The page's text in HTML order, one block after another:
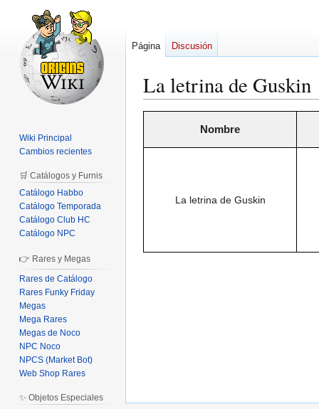
La letrina de Guskin
la
la
Nombre
La letrina de Guskin
Página Discusión
Wiki Principal
Cambios recientes
🛒 Catálogos y Furnis
Catálogo Habbo
Catálogo Temporada
Catálogo Club HC
Catálogo NPC
👉 Rares y Megas
Rares de Catálogo
Rares Funky Friday
Megas
Mega Rares
Megas de Noco
NPC Noco
NPCS (Market Bot)
Web Shop Rares
✨ Objetos Especiales